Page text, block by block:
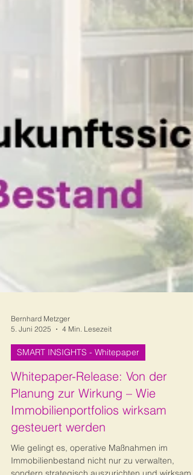
Bernhard Metzger
5. Juni 2025
4 Min. Lesezeit
SMART INSIGHTS - Whitepaper
Whitepaper-Release: Von der
Planung zur Wirkung – Wie
Immobilienportfolios wirksam
gesteuert werden